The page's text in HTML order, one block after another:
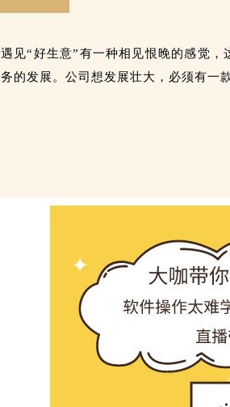
遇见“好生意”有一种相见恨晚的感觉
务的发展。公司想发展壮大，必须有一